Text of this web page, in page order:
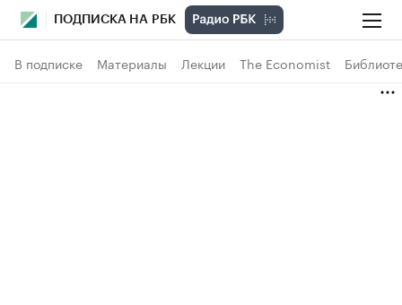
ПОДПИСКА НА РБК
В подписке Материалы Лекции The Economist